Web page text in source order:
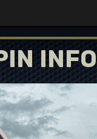
INFO